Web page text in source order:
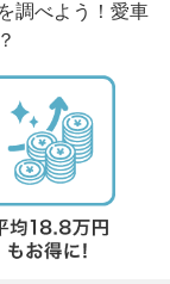
調べよう！愛車